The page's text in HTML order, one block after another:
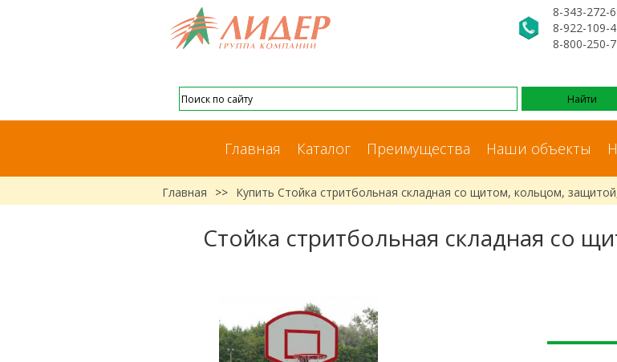
8-343-272-
8-922-109-
8-800-250-
Главная Каталог Преимущества Наши объекты
Главная >> Купить Стойка стритбольная складная со щитом, кольцом,
Стойка стритбольная складная со